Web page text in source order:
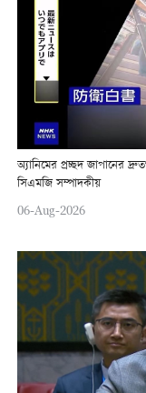
অ্যানিমের প্রচ্ছদ জাপানের
সিএমজি সম্পাদকীয়
06-Aug-2026